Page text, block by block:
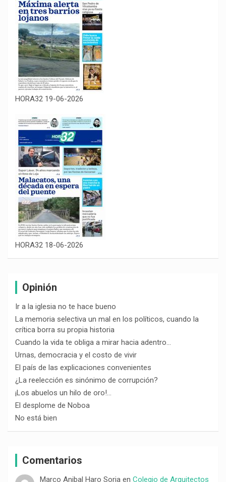
HORA32 19-06-2026
HORA32 18-06-2026
Opinión
Ir a la iglesia no te hace bueno
La memoria selectiva un mal en los políticos, cuando la
crítica borra su propia historia
Cuando la vida te obliga a mirar hacia adentro…
Urnas, democracia y el costo de vivir
El país de las explicaciones convenientes
¿La reelección es sinónimo de corrupción?
¡Los abuelos un hilo de oro!…
El desplome de Noboa
No está bien
Comentarios
Marco Anibal Haro Soriaen Colegio de Arquitectos